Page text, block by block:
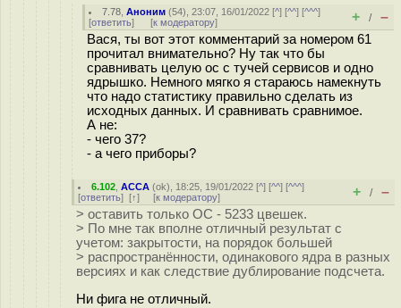
7.78 ,Аноним (54), 23:07, 16/01/2022 [^] [^^] [^^^]
[ответить] [к модератору] + / –
Вася, ты вот этот комментарий за номером 61
прочитал внимательно? Ну так что бы
сравнивать целую ос с тучей сервисов и одно
ядрышко. Немного мягко я стараюсь намекнуть
что надо статистику правильно сделать из
исходных данных. И сравнивать сравнимое.
А не:
- чего 37?
- а чего приборы?
6.102 ,ACCA (ok), 18:25, 19/01/2022 [^] [^^] [^^^]
[ответить] [↑] [к модератору] + / –
> оставить только ОС - 5233 цвешек.
> По мне так вполне отличный результат с
учетом: закрытости, на порядок большей
> распространённости, одинакового ядра в разных
версиях и как следствие дублирование подсчета.
Ни фига не отличный.